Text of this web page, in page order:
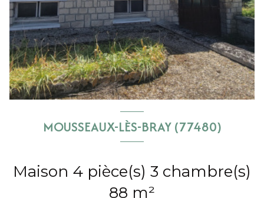
MOUSSEAUX-LÈS-BRAY (77480)
Maison 4 pièce(s) 3 chambre(s)
88 m²